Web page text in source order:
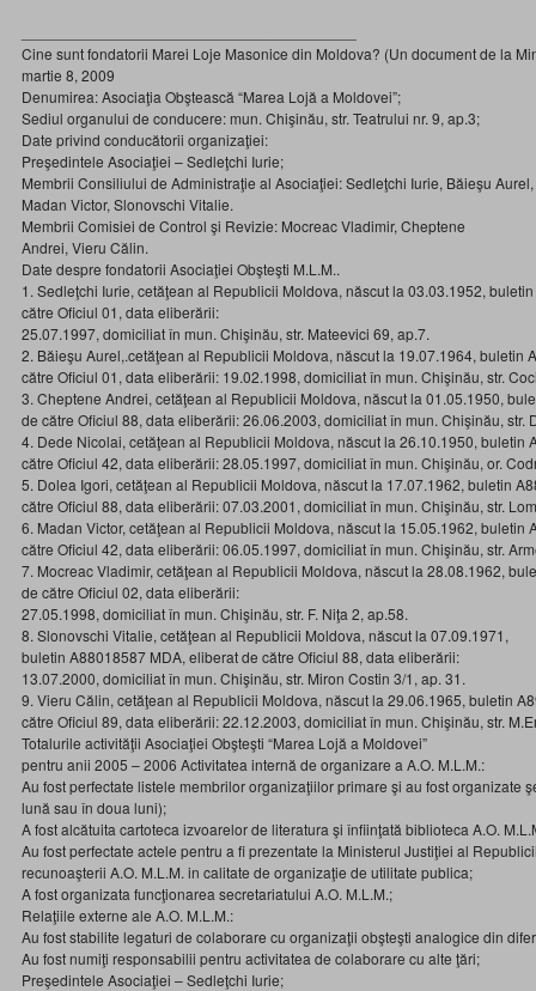
Cine sunt fondatorii Marei Loje Masonice din Moldova? (Un document de la
martie 8, 2009
Denumirea: Asociaţia Obştească “Marea Lojă a Moldovei”;
Sediul organului de conducere: mun. Chişinău, str. Teatrului nr. 9, ap.3;
Date privind conducătorii organizaţiei:
Preşedintele Asociaţiei – Sedleţchi Iurie;
Membrii Consiliului de Administraţie al Asociaţiei: Sedleţchi Iurie, Băieşu
Madan Victor, Slonovschi Vitalie.
Membrii Comisiei de Control şi Revizie: Mocreac Vladimir, Cheptene
Andrei, Vieru Călin.
Date despre fondatorii Asociaţiei Obşteşti M.L.M..
1. Sedleţchi Iurie, cetăţean al Republicii Moldova, născut la 03.03.1952,
către Oficiul 01, data eliberării:
25.07.1997, domiciliat în mun. Chişinău, str. Mateevici 69, ap.7.
2. Băieşu Aurel,.cetăţean al Republicii Moldova, născut la 19.07.1964, buletin
către Oficiul 01, data eliberării: 19.02.1998, domiciliat în mun. Chişinău, str.
3. Cheptene Andrei, cetăţean al Republicii Moldova, născut la 01.05.1950,
de către Oficiul 88, data eliberării: 26.06.2003, domiciliat în mun. Chişinău, str.
4. Dede Nicolai, cetăţean al Republicii Moldova, născut la 26.10.1950, buletin
către Oficiul 42, data eliberării: 28.05.1997, domiciliat în mun. Chişinău, or.
5. Dolea Igori, cetăţean al Republicii Moldova, născut la 17.07.1962, buletin
către Oficiul 88, data eliberării: 07.03.2001, domiciliat în mun. Chişinău, str.
6. Madan Victor, cetăţean al Republicii Moldova, născut la 15.05.1962, buletin
către Oficiul 42, data eliberării: 06.05.1997, domiciliat în mun. Chişinău, str.
7. Mocreac Vladimir, cetăţean al Republicii Moldova, născut la 28.08.1962,
de către Oficiul 02, data eliberării:
27.05.1998, domiciliat în mun. Chişinău, str. F. Niţa 2, ap.58.
8. Slonovschi Vitalie, cetăţean al Republicii Moldova, născut la 07.09.1971,
buletin A88018587 MDA, eliberat de către Oficiul 88, data eliberării:
13.07.2000, domiciliat în mun. Chişinău, str. Miron Costin 3/1, ap. 31.
9. Vieru Călin, cetăţean al Republicii Moldova, născut la 29.06.1965, buletin
către Oficiul 89, data eliberării: 22.12.2003, domiciliat în mun. Chişinău, str.
Totalurile activităţii Asociaţiei Obşteşti “Marea Lojă a Moldovei”
pentru anii 2005 – 2006 Activitatea internă de organizare a A.O. M.L.M.:
Au fost perfectate listele membrilor organizaţiilor primare şi au fost organizate
lună sau în doua luni);
A fost alcătuita cartoteca izvoarelor de literatura şi înfiinţată biblioteca A.O.
Au fost perfectate actele pentru a fi prezentate la Ministerul Justiţiei al
recunoaşterii A.O. M.L.M. in calitate de organizaţie de utilitate publica;
A fost organizata funcţionarea secretariatului A.O. M.L.M.;
Relaţiile externe ale A.O. M.L.M.:
Au fost stabilite legaturi de colaborare cu organizaţii obşteşti analogice din
Au fost numiţi responsabilii pentru activitatea de colaborare cu alte ţări;
Preşedintele Asociaţiei – Sedleţchi Iurie;